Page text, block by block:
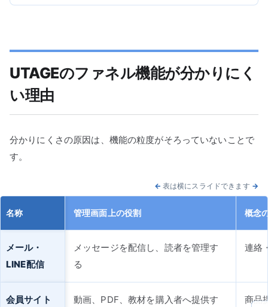
UTAGEのファネル機能が分かりにく
い理由
分かりにくさの原因は、機能の粒度がそろっていないことで
す。
← 表は横にスライドできます →
名称 管理画面上の役割 概念
メール・
LINE配信
メッセージを配信し、読者を管理す
る
連絡
会員サイト
動画、PDF、教材を購入者へ提供す
商品